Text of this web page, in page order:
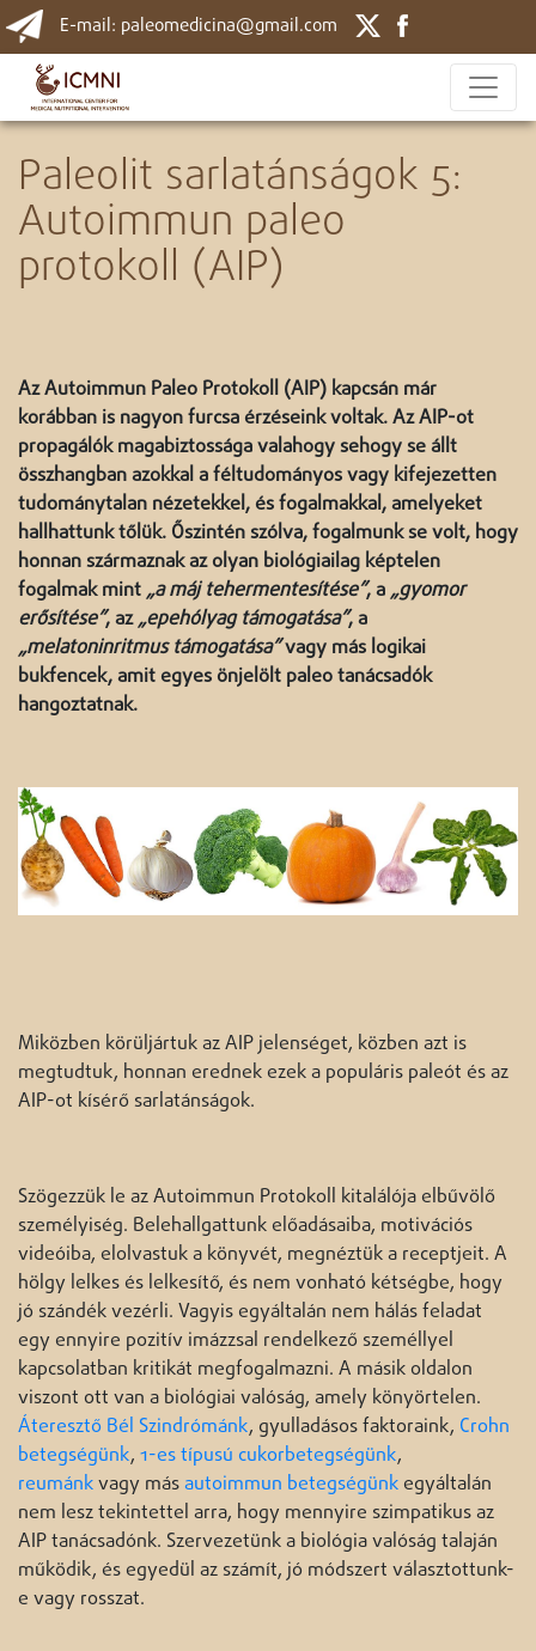
E-mail: paleomedicina@gmail.com
Paleolit sarlatánságok 5:
Autoimmun paleo
protokoll (AIP)
Az Autoimmun Paleo Protokoll (AIP) kapcsán már
korábban is nagyon furcsa érzéseink voltak. Az AIP-ot
propagálók magabiztossága valahogy sehogy se állt
összhangban azokkal a féltudományos vagy kifejezetten
tudománytalan nézetekkel, és fogalmakkal, amelyeket
hallhattunk tőlük. Őszintén szólva, fogalmunk se volt, hogy
honnan származnak az olyan biológiailag képtelen
fogalmak mint„a máj tehermentesítése”, a„gyomor
erősítése”, az„epehólyag támogatása”, a
„melatoninritmus támogatása”vagy más logikai
bukfencek, amit egyes önjelölt paleo tanácsadók
hangoztatnak.
Miközben körüljártuk az AIP jelenséget, közben azt is
megtudtuk, honnan erednek ezek a populáris paleót és az
AIP-ot kísérő sarlatánságok.
Szögezzük le az Autoimmun Protokoll kitalálója elbűvölő
személyiség. Belehallgattunk előadásaiba, motivációs
videóiba, elolvastuk a könyvét, megnéztük a receptjeit. A
hölgy lelkes és lelkesítő, és nem vonható kétségbe, hogy
jó szándék vezérli. Vagyis egyáltalán nem hálás feladat
egy ennyire pozitív imázzsal rendelkező személlyel
kapcsolatban kritikát megfogalmazni. A másik oldalon
viszont ott van a biológiai valóság, amely könyörtelen.
Áteresztő Bél Szindrómánk, gyulladásos faktoraink, Crohn
betegségünk, 1-es típusú cukorbetegségünk,
reumánkvagy másautoimmun betegségünk egyáltalán
nem lesz tekintettel arra, hogy mennyire szimpatikus az
AIP tanácsadónk. Szervezetünk a biológia valóság talaján
működik, és egyedül az számít, jó módszert választottunk-
e vagy rosszat.